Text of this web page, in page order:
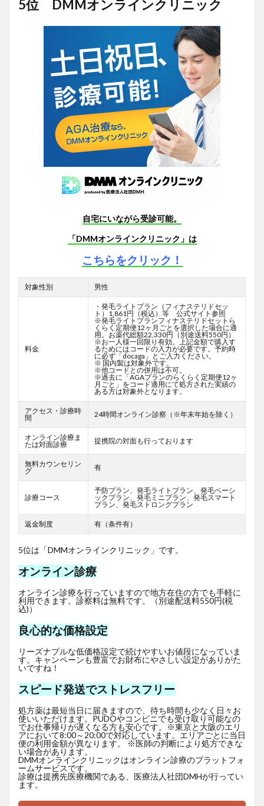
5位 DMMオンラインクリニック
自宅にいながら受診可能。
「DMMオンラインクリニック」は
こちらをクリック！
対象性別 男性
料金
・発毛ライトプラン（フィナステリドセッ
ト）1,861円（税込）等 公式サイト参照
※発毛ライトプランフィナステリドセットら
くらく定期便12ヶ月ごとを選択した場合に適
用。お薬代総額22,330円（別途送料550円）
※お一人様一回限り有効。上記金額で購入す
るためにはコードの入力が必要です。予約時
に必ず「docaga」とご入力ください。
※ 国内製は対象外です。
※他コードとの併用は不可。
※過去に「AGAプランのらくらく定期便12ヶ
月ごと」をコード適用にて処方された実績の
ある方は対象外となります。
アクセス・診療時
間
24時間オンライン診察（※年末年始を除く）
オンライン診療ま
たは対面診療
提携院の対面も行っております
無料カウンセリン
グ
有
診療コース
予防プラン、発毛ライトプラン、発毛ベーシ
ックプラン、発毛ミニプラン、発毛スマート
プラン、発毛ストロングプラン
返金制度 有（条件有）
5位は「DMMオンラインクリニック」です。
オンライン診療
オンライン診療を行っていますので地方在住の方でも手軽に
利用できます。診察料は無料です。（別途配送料550円(税
込)）
良心的な価格設定
リーズナブルな低価格設定で続けやすいお値段になっていま
す。キャンペーンも豊富でお財布にやさしい設定がありがた
いですね！
スピード発送でストレスフリー
処方薬は最短当日に届きますので、待ち時間も少なく日々お
使いいただけます。PUDOやコンビニでも受け取り可能なの
でお仕事帰りが遅くなる方も安心です。※東京と大阪のエリ
アにおいて8:00～20:00で対応しています。エリアごとに当日
便の利用金額が異なります。 ※医師の判断により処方できな
い場合があります。
DMMオンラインクリニックはオンライン診療のプラットフォ
ームサービスです。
診療は提携先医療機関である、医療法人社団DMHが行ってい
ます。